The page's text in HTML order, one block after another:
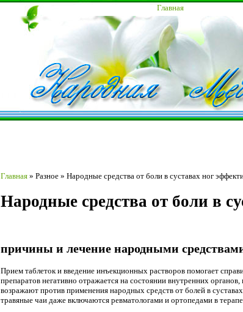
Главная
Главная » Разное » Народные средства от боли в суставах ног
Народные средства от боли в
причины и лечение народными
Прием таблеток и введение инъекционных растворов помогает
препаратов негативно отражается на состоянии внутренних
возражают против применения народных средств от болей в
травяные чаи даже включаются ревматологами и ортопедами в